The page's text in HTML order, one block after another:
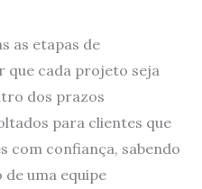
as etapas de
cada projeto seja
dos prazos
para clientes que
com confiança, sabendo
de uma equipe